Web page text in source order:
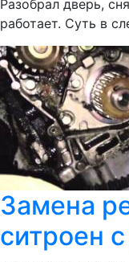
Разобрал дверь,
работает. Суть в
Замена
ситроен